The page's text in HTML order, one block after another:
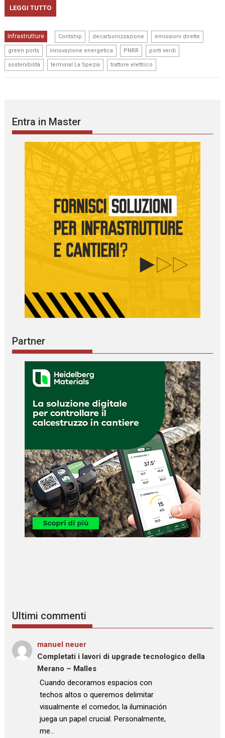
LEGGI TUTTO
Infrastrutture Contship decarbonizzazione emissioni dirette
green ports innovazione energetica PNRR porti verdi
sostenibilità terminal La Spezia trattore elettrico
Entra in Master
Partner
Ultimi commenti
manuel neuer
Completati i lavori di upgrade tecnologico della
Merano – Malles
: “
Cuando decoramos espacios con
techos altos o queremos delimitar
visualmente el comedor, la iluminación
juega un papel crucial. Personalmente,
me…
”